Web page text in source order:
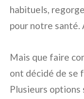
habituels,
pour notre santé.
Mais que faire
ont décidé de se
Plusieurs options